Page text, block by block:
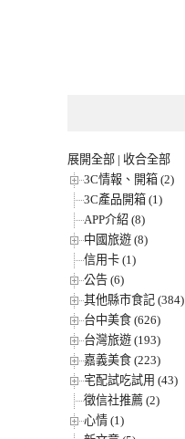
展開全部 | 收合全部
3C情報、開箱 (2)
3C產品開箱 (1)
APP介紹 (8)
中國旅遊 (8)
信用卡 (1)
公告 (6)
其他縣市食記 (384)
台中美食 (626)
台灣旅遊 (193)
嘉義美食 (223)
宅配試吃試用 (43)
徵信社推薦 (2)
心情 (1)